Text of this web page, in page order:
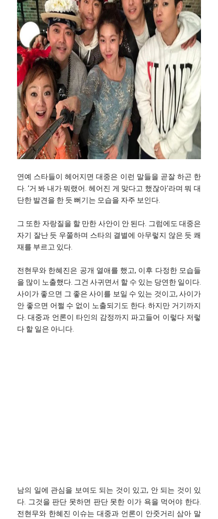
연예 스타들이 헤어지면 대중은 이런 말들을 곧잘 하곤 한
다. ‘거 봐 내가 뭐랬어. 헤어진 게 맞다고 했잖아’라며 뭐 대
단한 발견을 한 듯 뻐기는 모습을 자주 보인다.
그 또한 자랑질을 할 만한 사안이 안 된다. 그럼에도 대중은
자기 잘난 듯 우쭐하며 스타의 결별에 아무렇지 않은 듯 쾌
재를 부르고 있다.
전현무와 한혜진은 공개 열애를 했고, 이후 다정한 모습들
을 많이 노출했다. 그건 사귀면서 할 수 있는 당연한 일이다.
사이가 좋으면 그 좋은 사이를 보일 수 있는 것이고, 사이가
안 좋으면 어쩔 수 없이 노출되기도 한다. 하지만 거기까지
다. 대중과 언론이 타인의 감정까지 파고들어 이렇다 저렇
다 할 일은 아니다.
남의 일에 관심을 보여도 되는 것이 있고, 안 되는 것이 있
다. 그것을 판단 못하면 판단 못한 이가 욕을 먹어야 한다.
전현무와 한혜진 이슈는 대중과 언론이 안줏거리 삼아 말